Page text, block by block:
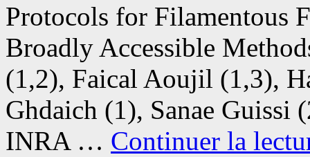
Protocols for Filamentous
Broadly Accessible
(1,2), Faical Aoujil (1,3),
Ghdaich (1), Sanae Guissi
INRA … Continuer la